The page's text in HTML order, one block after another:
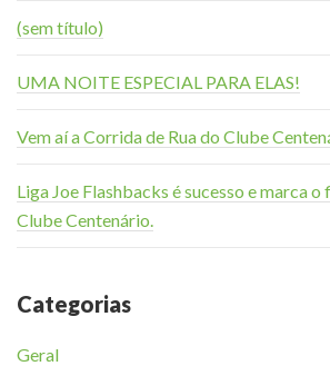
(sem título)
UMA NOITE ESPECIAL PARA ELAS!
Vem aí a Corrida de Rua do Clube
Liga Joe Flashbacks é sucesso e marca o
Clube Centenário.
Categorias
Geral